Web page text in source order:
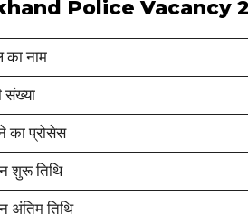
Police Vacancy
का नाम
संख्या
का प्रोसेस
शुरू तिथि
अंतिम तिथि